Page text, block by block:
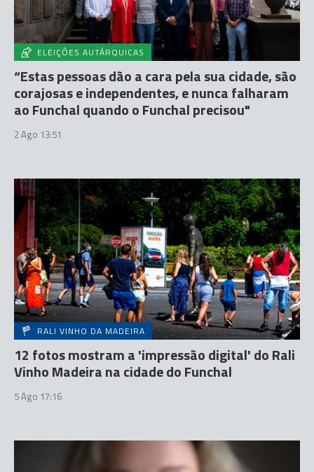
ELEIÇÕES AUTÁRQUICAS
“Estas pessoas dão a cara pela sua cidade, são
corajosas e independentes, e nunca falharam
ao Funchal quando o Funchal precisou"
2 Ago 13:51
RALI VINHO DA MADEIRA
12 fotos mostram a 'impressão digital' do Rali
Vinho Madeira na cidade do Funchal
5 Ago 17:16